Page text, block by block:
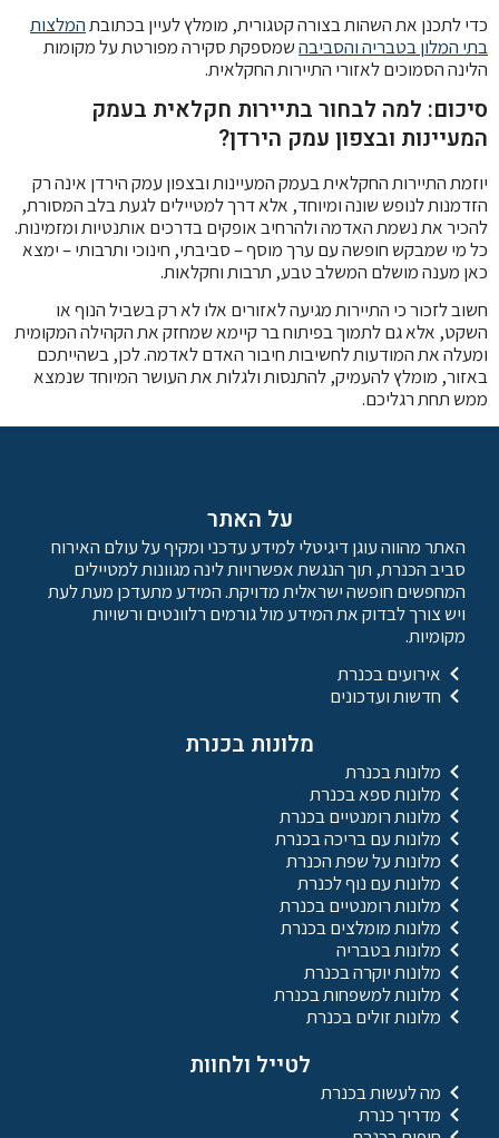
כדי לתכנן את השהות בצורה קטגורית, מומלץ לעיין בכתובתהמלצות
בתי המלון בטבריה והסביבהשמספקת סקירה מפורטת על מקומות
הלינה הסמוכים לאזורי התיירות החקלאית.
סיכום: למה לבחור בתיירות חקלאית בעמק
המעיינות ובצפון עמק הירדן?
יוזמת התיירות החקלאית בעמק המעיינות ובצפון עמק הירדן אינה רק
הזדמנות לנופש שונה ומיוחד, אלא דרך למטיילים לגעת בלב המסורת,
להכיר את נשמת האדמה ולהרחיב אופקים בדרכים אותנטיות ומזמינות.
כל מי שמבקש חופשה עם ערך מוסף – סביבתי, חינוכי ותרבותי – ימצא
כאן מענה מושלם המשלב טבע, תרבות וחקלאות.
חשוב לזכור כי התיירות מגיעה לאזורים אלו לא רק בשביל הנוף או
השקט, אלא גם לתמוך בפיתוח בר קיימא שמחזק את הקהילה המקומית
ומעלה את המודעות לחשיבות חיבור האדם לאדמה. לכן, בשהייתכם
באזור, מומלץ להעמיק, להתנסות ולגלות את העושר המיוחד שנמצא
ממש תחת רגליכם.
לטייל ולחוות
מה לעשות בכנרת
מדריך כנרת
מלונות בכנרת
מלונות בכנרת
מלונות ספא בכנרת
מלונות רומנטיים בכנרת
מלונות עם בריכה בכנרת
מלונות על שפת הכנרת
מלונות עם נוף לכנרת
מלונות רומנטיים בכנרת
מלונות מומלצים בכנרת
מלונות בטבריה
מלונות יוקרה בכנרת
מלונות למשפחות בכנרת
מלונות זולים בכנרת
על האתר
האתר מהווה עוגן דיגיטלי למידע עדכני ומקיף על עולם האירוח
סביב הכנרת, תוך הנגשת אפשרויות לינה מגוונות למטיילים
המחפשים חופשה ישראלית מדויקת. המידע מתעדכן מעת לעת
ויש צורך לבדוק את המידע מול גורמים רלוונטים ורשויות
מקומיות.
אירועים בכנרת
חדשות ועדכונים